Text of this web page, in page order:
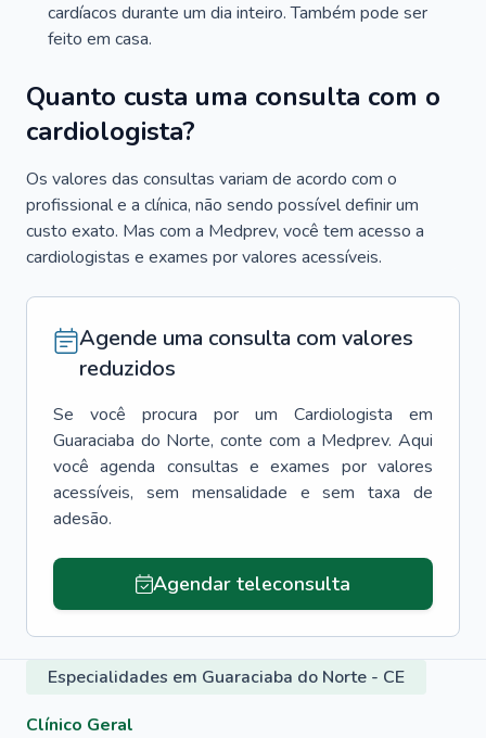
cardíacos durante um dia inteiro. Também pode ser
feito em casa.
Quanto custa uma consulta com o
cardiologista?
Os valores das consultas variam de acordo com o
profissional e a clínica, não sendo possível definir um
custo exato. Mas com a Medprev, você tem acesso a
cardiologistas e exames por valores acessíveis.
Agende uma consulta com valores
reduzidos
Se você procura por um Cardiologista
em
Guaraciaba do Norte, conte com a Medprev. Aqui
você agenda consultas e exames por valores
acessíveis, sem mensalidade e sem taxa de
adesão.
Agendar teleconsulta
Especialidades em Guaraciaba do Norte - CE
Clínico Geral